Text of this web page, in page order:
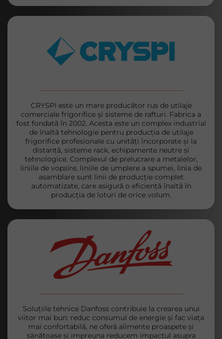
CRYSPI este un mare producător rus de utilaje
comerciale frigorifice și sisteme de rafturi. Fabrica a
fost fondată în 2002. Acesta este un complex industrial
de înaltă tehnologie pentru producția de utilaje
frigorifice profesionale cu unități încorporate și la
distanță, sisteme rack, echipamente neutre și
tehnologice. Complexul de prelucrare a metalelor,
liniile de vopsire, liniile de umplere a spumei, linia de
asamblare sunt linii de producție complet
automatizate, care asigură o eficiență înaltă în
producția de loturi de orice volum.
Soluțiile tehnice Danfoss contribuie la crearea unui
viitor mai bun: reduc consumul de energie și fac viața
mai confortabilă, ne oferă alimente proaspete și
sănătoase și impreuna reducem impactul asupra